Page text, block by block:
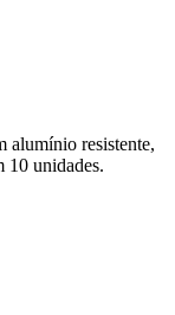
alumínio resistente,
10 unidades.